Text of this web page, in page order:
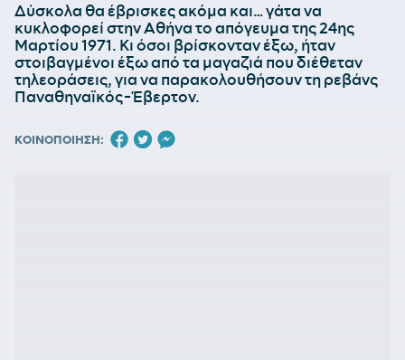
Δύσκολα θα έβρισκες ακόμα και… γάτα να
κυκλοφορεί στην Αθήνα το απόγευμα της 24ης
Μαρτίου 1971. Κι όσοι βρίσκονταν έξω, ήταν
στοιβαγμένοι έξω από τα μαγαζιά που διέθεταν
τηλεοράσεις, για να παρακολουθήσουν τη ρεβάνς
Παναθηναϊκός-Έβερτον.
ΚΟΙΝΟΠΟΙΗΣΗ: